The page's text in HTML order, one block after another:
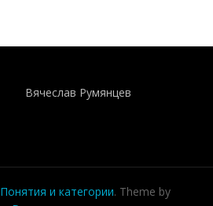
Вячеслав Румянцев
Понятия и категории. Theme by